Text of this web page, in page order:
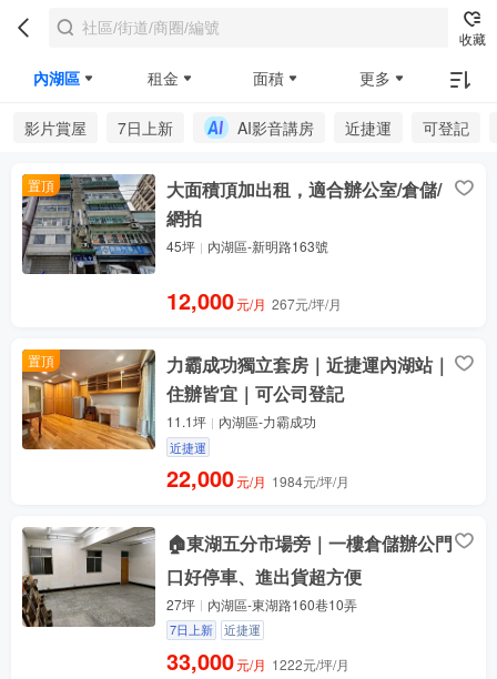
收藏
內湖區 租金 面積 更多
影片賞屋 7日上新 AI影音講房 近捷運 可登記
置頂
大面積頂加出租，適合辦公室/倉儲/
網拍
45坪 內湖區-新明路163號
12,000元/月 267元/坪/月
置頂
力霸成功獨立套房｜近捷運內湖站｜
住辦皆宜｜可公司登記
11.1坪 內湖區-力霸成功
近捷運
22,000元/月 1984元/坪/月
🏠東湖五分市場旁｜一樓倉儲辦公門
口好停車、進出貨超方便
27坪 內湖區-東湖路160巷10弄
7日上新 近捷運
33,000元/月 1222元/坪/月